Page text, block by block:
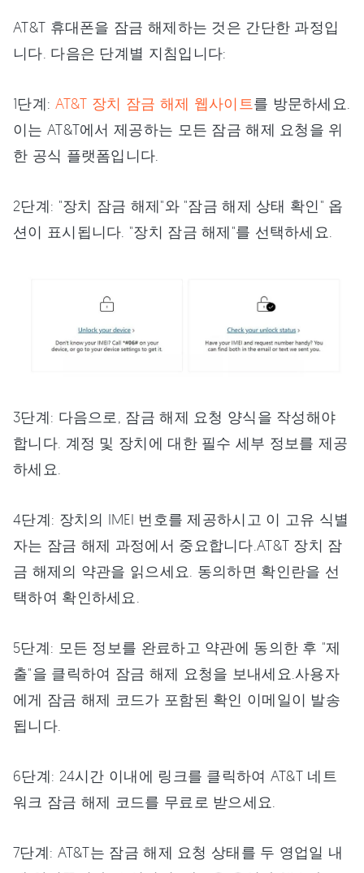
AT&T 휴대폰을 잠금 해제하는 것은 간단한 과정입
니다. 다음은 단계별 지침입니다:
1단계: AT&T 장치 잠금 해제 웹사이트를 방문하세요.
이는 AT&T에서 제공하는 모든 잠금 해제 요청을 위
한 공식 플랫폼입니다.
2단계: "장치 잠금 해제"와 "잠금 해제 상태 확인" 옵
션이 표시됩니다. "장치 잠금 해제"를 선택하세요.
3단계: 다음으로, 잠금 해제 요청 양식을 작성해야
합니다. 계정 및 장치에 대한 필수 세부 정보를 제공
하세요.
4단계: 장치의 IMEI 번호를 제공하시고 이 고유 식별
자는 잠금 해제 과정에서 중요합니다.AT&T 장치 잠
금 해제의 약관을 읽으세요. 동의하면 확인란을 선
택하여 확인하세요.
5단계: 모든 정보를 완료하고 약관에 동의한 후 "제
출"을 클릭하여 잠금 해제 요청을 보내세요.사용자
에게 잠금 해제 코드가 포함된 확인 이메일이 발송
됩니다.
6단계: 24시간 이내에 링크를 클릭하여 AT&T 네트
워크 잠금 해제 코드를 무료로 받으세요.
7단계: AT&T는 잠금 해제 요청 상태를 두 영업일 내